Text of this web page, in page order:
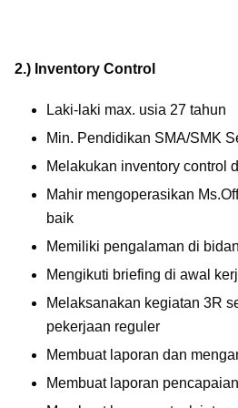
2.) Inventory Control
Laki-laki max. usia 27 tahun
Min. Pendidikan SMA/SMK
Melakukan inventory control
Mahir mengoperasikan
baik
Memiliki pengalaman di
Mengikuti briefing di awal
Melaksanakan kegiatan 3R
pekerjaan reguler
Membuat laporan dan
Membuat laporan